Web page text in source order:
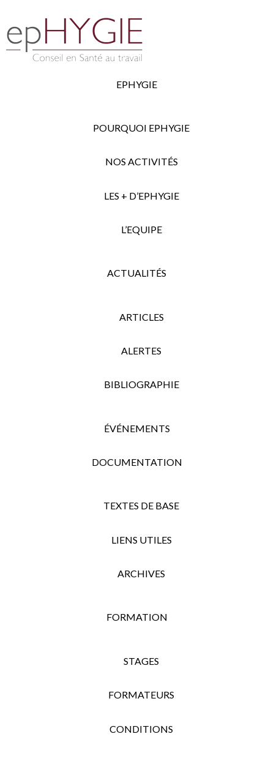
EPHYGIE
POURQUOI EPHYGIE
NOS ACTIVITÉS
LES + D’EPHYGIE
L’EQUIPE
ACTUALITÉS
ARTICLES
ALERTES
BIBLIOGRAPHIE
ÉVÉNEMENTS
DOCUMENTATION
TEXTES DE BASE
LIENS UTILES
ARCHIVES
FORMATION
STAGES
FORMATEURS
CONDITIONS